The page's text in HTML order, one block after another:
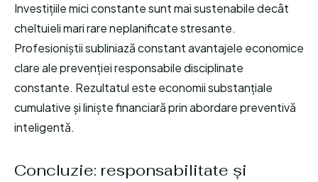
Investițiile mici constante sunt mai sustenabile decât
cheltuieli mari rare neplanificate stresante.
Profesioniștii subliniază constant avantajele economice
clare ale prevenției responsabile disciplinate
constante. Rezultatul este economii substanțiale
cumulative și liniște financiară prin abordare preventivă
inteligentă.
Concluzie: responsabilitate și